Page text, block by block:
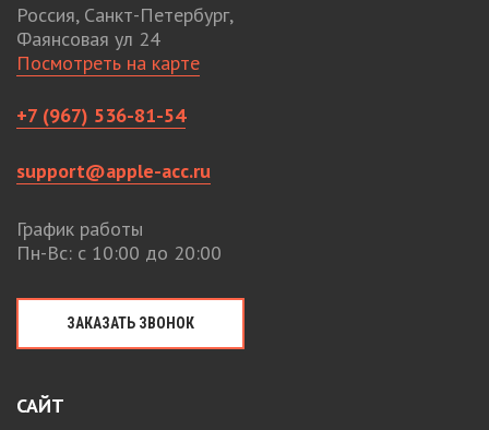
Россия, Санкт-Петербург,
Фаянсовая ул 24
Посмотреть на карте
+7 (967) 536-81-54
support@apple-acc.ru
График работы
Пн-Вс: с 10:00 до 20:00
ЗАКАЗАТЬ ЗВОНОК
САЙТ